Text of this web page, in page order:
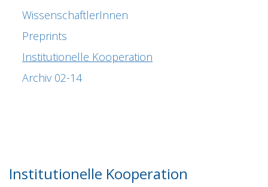
WissenschaftlerInnen
Preprints
Institutionelle Kooperation
Archiv 02-14
Institutionelle Kooperation